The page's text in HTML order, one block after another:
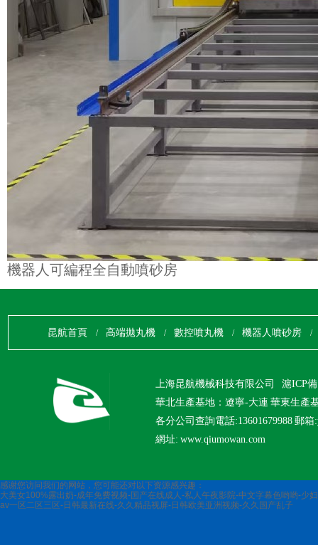
機器人可編程全自動噴砂房
昆航首頁 / 高端拋丸機 / 數控噴丸機 / 機器人噴砂房 /
上海昆航機械科技有限公司
滬ICP
華北生產基地：遼寧-大連 華東生產
各分公司查詢電話:13601679988 郵箱
網址: www.qiumowan.com
感谢您访问我们的网站，您可能还对以下资源感兴趣：
大美女100%露出奶-成年免费视频-国产在线成人-私人午夜影院-中文字幕色哟哟-
av一区二区三区-日韩最新在线-久久精品视屏-日韩欧美亚洲视频-久久国产乱子